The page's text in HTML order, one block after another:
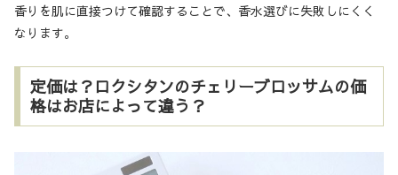
香りを肌に直接つけて確認することで、香水選びに失敗しにくく
なります。
定価は？ロクシタンのチェリーブロッサムの価
格はお店によって違う？